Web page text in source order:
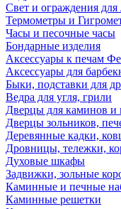
Свет и ограждения для
Термометры и
Часы и песочные часы
Бондарные изделия
Аксессуары к печам
Аксессуары для
Быки, подставки для
Ведра для угля, грили
Дверцы для каминов и
Дверцы зольников,
Деревянные кадки,
Дровницы, тележки,
Духовые шкафы
Задвижки, зольные
Каминные и печные
Каминные решетки